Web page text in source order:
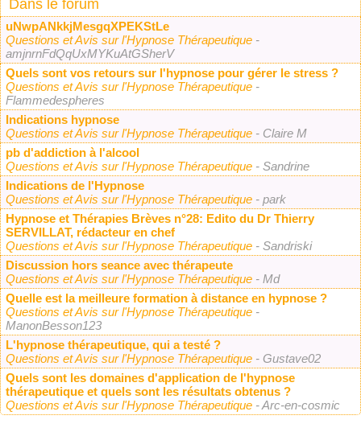
Dans le forum
uNwpANkkjMesgqXPEKStLe
Questions et Avis sur l'Hypnose Thérapeutique -
amjnrnFdQqUxMYKuAtGSherV
Quels sont vos retours sur l'hypnose pour gérer le stress ?
Questions et Avis sur l'Hypnose Thérapeutique -
Flammedespheres
Indications hypnose
Questions et Avis sur l'Hypnose Thérapeutique - Claire M
pb d'addiction à l'alcool
Questions et Avis sur l'Hypnose Thérapeutique - Sandrine
Indications de l'Hypnose
Questions et Avis sur l'Hypnose Thérapeutique - park
Hypnose et Thérapies Brèves n°28: Edito du Dr Thierry
SERVILLAT, rédacteur en chef
Questions et Avis sur l'Hypnose Thérapeutique - Sandriski
Discussion hors seance avec thérapeute
Questions et Avis sur l'Hypnose Thérapeutique - Md
Quelle est la meilleure formation à distance en hypnose ?
Questions et Avis sur l'Hypnose Thérapeutique -
ManonBesson123
L'hypnose thérapeutique, qui a testé ?
Questions et Avis sur l'Hypnose Thérapeutique - Gustave02
Quels sont les domaines d'application de l'hypnose
thérapeutique et quels sont les résultats obtenus ?
Questions et Avis sur l'Hypnose Thérapeutique - Arc-en-cosmic